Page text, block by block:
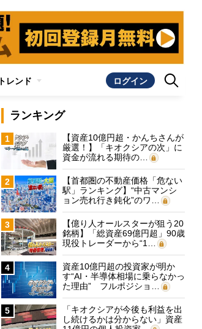
トレンド ログイン
ランキング
1
【資産10億円超・かんちさんが
厳選！】「キオクシアの次」に
資金が流れる期待の…
2
【首都圏の不動産価格「危ない
駅」ランキング】“中古マンシ
ョン売れ行き鈍化”のワ…
3
【億り人オールスターが狙う20
銘柄】「総資産69億円超」90歳
現役トレーダーから“1…
4
資産10億円超の投資家が明か
す“AI・半導体相場に乗らなかっ
た理由” フルポジショ…
5
「キオクシアが今後も利益を出
し続けるかは分からない」資産